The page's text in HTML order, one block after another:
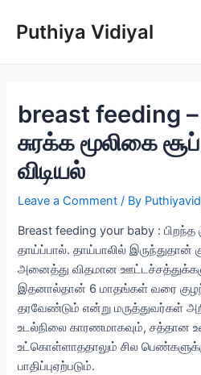
Puthiya Vidiyal
breast feeding
சுரக்க மூலிகை
விடியல்
Leave a Comment / By
Breast feeding your baby :
தாய்ப்பால். தாய்பாலில்
அனைத்து விதமான
இதனால்தான் 6 மாதங்கள் வரை
தரவேண்டும் என்று மருத்துவர்கள்
உடல்நிலை காரணமாகவும், சத்தான
உட்கொள்ளாததாலும் சில
பாதிப்புஏற்படும்.